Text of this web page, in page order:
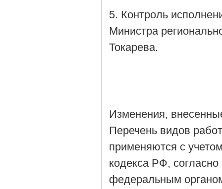
5. Контроль
Министра
Токарева.
Изменения,
Перечень видов
применяются с
кодекса РФ,
федеральным